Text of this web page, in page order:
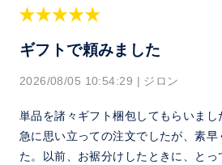
ギフトで頼みました
2026/08/05 10:54:29 | ジロン
単品を諸々ギフト梱包してもらいまし
急に思い立っての注文でしたが、素早
た。以前、お裾分けしたときに、と